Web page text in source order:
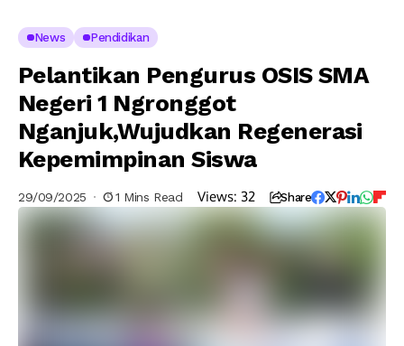
News Pendidikan
Pelantikan Pengurus OSIS SMA
Negeri 1 Ngronggot
Nganjuk,Wujudkan Regenerasi
Kepemimpinan Siswa
29/09/2025 1 Mins Read Views: 32 Share